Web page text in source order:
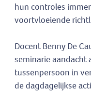
hun controles
voortvloeiende
Docent Benny De
seminarie aandacht
tussenpersoon in
de dagdagelijkse